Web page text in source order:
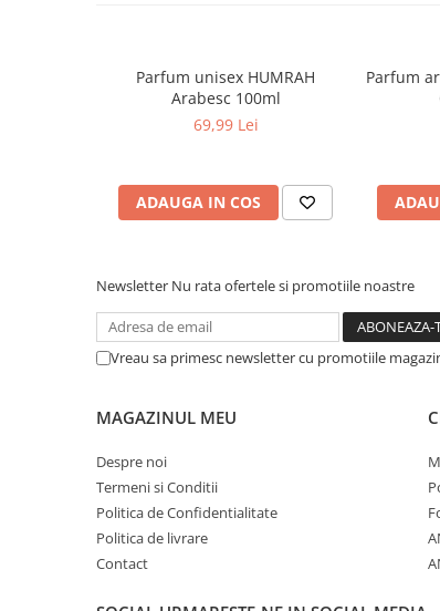
Parfum unisex HUMRAH
Arabesc 100ml
69,99 Lei
ADAUGA IN COS
Parfum
Newsletter Nu rata ofertele si promotiile noastre
Vreau sa primesc newsletter cu promotiile
MAGAZINUL MEU
Despre noi
Termeni si Conditii
Politica de Confidentialitate
Politica de livrare
Contact